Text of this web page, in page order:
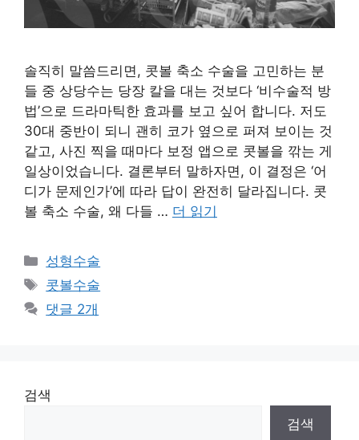
솔직히 말씀드리면, 콧볼 축소 수술을 고민하는 분
들 중 상당수는 당장 칼을 대는 것보다 ‘비수술적 방
법’으로 드라마틱한 효과를 보고 싶어 합니다. 저도
30대 중반이 되니 괜히 코가 옆으로 퍼져 보이는 것
같고, 사진 찍을 때마다 보정 앱으로 콧볼을 깎는 게
일상이었습니다. 결론부터 말하자면, 이 결정은 ‘어
디가 문제인가’에 따라 답이 완전히 달라집니다. 콧
볼 축소 수술, 왜 다들 … 더 읽기
카
테
고
리
성형수술
태
그
콧볼수술
댓글 2개
검색
검색